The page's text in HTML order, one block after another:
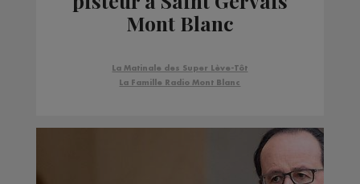
Mont Blanc
La Matinale des Super Lève-Tôt
La Famille Radio Mont Blanc